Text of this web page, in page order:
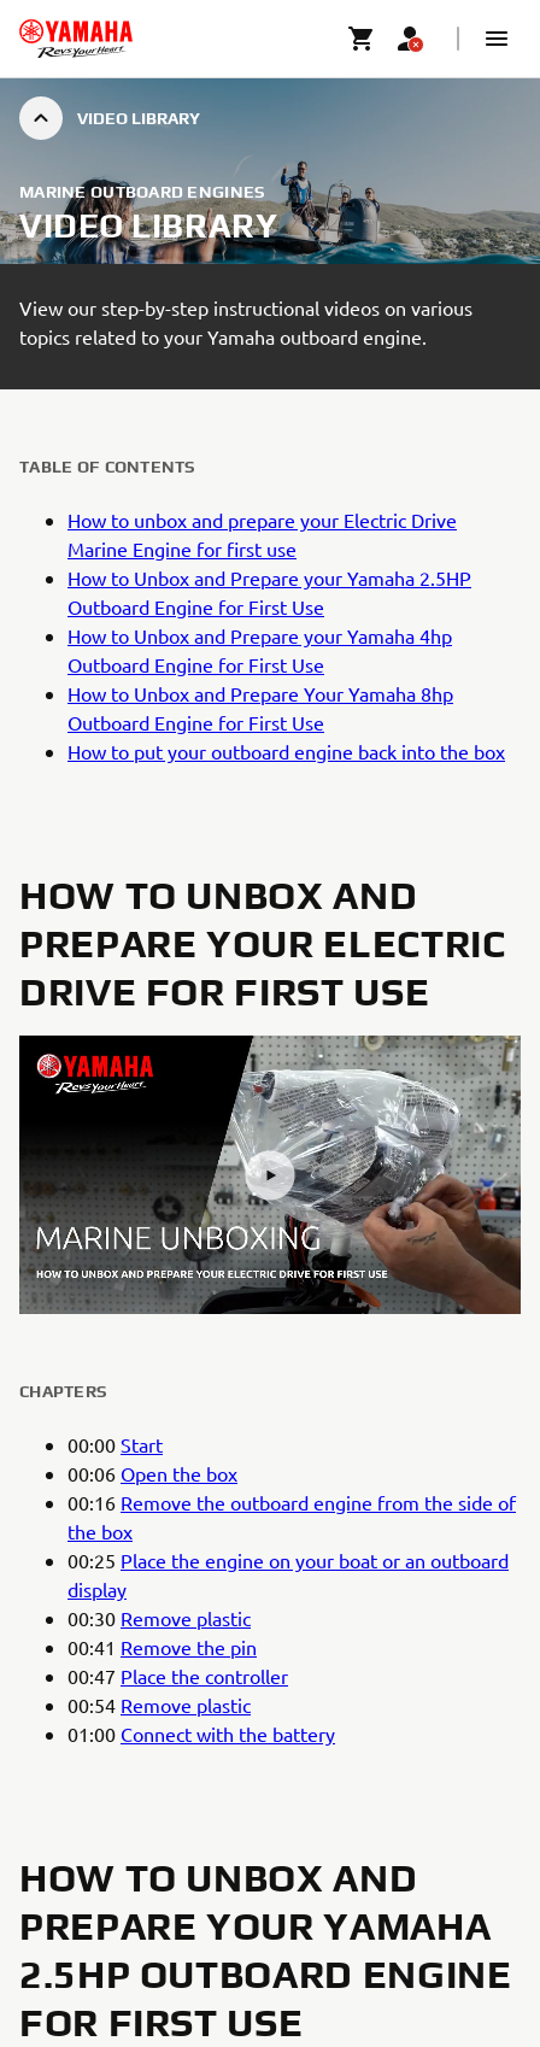
VIDEO LIBRARY
MARINE OUTBOARD ENGINES
VIDEO LIBRARY
View our step-by-step instructional videos on various
topics related to your Yamaha outboard engine.
TABLE OF CONTENTS
How to unbox and prepare your Electric Drive
Marine Engine for first use
How to Unbox and Prepare your Yamaha 2.5HP
Outboard Engine for First Use
How to Unbox and Prepare your Yamaha 4hp
Outboard Engine for First Use
How to Unbox and Prepare Your Yamaha 8hp
Outboard Engine for First Use
How to put your outboard engine back into the box
HOW TO UNBOX AND
PREPARE YOUR ELECTRIC
DRIVE FOR FIRST USE
CHAPTERS
00:00 Start
00:06 Open the box
00:16 Remove the outboard engine from the side of
the box
00:25 Place the engine on your boat or an outboard
display
00:30 Remove plastic
00:41 Remove the pin
00:47 Place the controller
00:54 Remove plastic
01:00 Connect with the battery
HOW TO UNBOX AND
PREPARE YOUR YAMAHA
2.5HP OUTBOARD ENGINE
FOR FIRST USE